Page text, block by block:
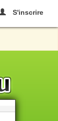
S'inscrire